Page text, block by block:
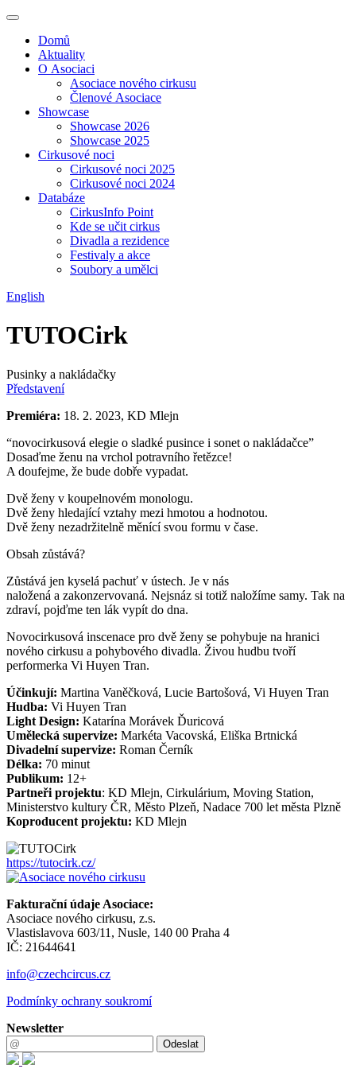
Domů
Aktuality
O Asociaci
Asociace nového cirkusu
Členové Asociace
Showcase
Showcase 2026
Showcase 2025
Cirkusové noci
Cirkusové noci 2025
Cirkusové noci 2024
Databáze
CirkusInfo Point
Kde se učit cirkus
Divadla a rezidence
Festivaly a akce
Soubory a umělci
English
TUTOCirk
Pusinky a nakládačky
Představení
Premiéra: 18. 2. 2023, KD Mlejn
“novocirkusová elegie o sladké pusince i sonet o nakládačce”
Dosaďme ženu na vrchol potravního řetězce!
A doufejme, že bude dobře vypadat.
Dvě ženy v koupelnovém monologu.
Dvě ženy hledající vztahy mezi hmotou a hodnotou.
Dvě ženy nezadržitelně měnící svou formu v čase.
Obsah zůstává?
Zůstává jen kyselá pachuť v ústech. Je v nás
naložená a zakonzervovaná. Nejsnáz si totiž naložíme samy. Tak na
zdraví, pojďme ten lák vypít do dna.
Novocirkusová inscenace pro dvě ženy se pohybuje na hranici
nového cirkusu a pohybového divadla. Živou hudbu tvoří
performerka Vi Huyen Tran.
Účinkují: Martina Vaněčková, Lucie Bartošová, Vi Huyen Tran
Hudba: Vi Huyen Tran
Light Design: Katarína Morávek Ďuricová
Umělecká supervize: Markéta Vacovská, Eliška Brtnická
Divadelní supervize: Roman Černík
Délka: 70 minut
Publikum: 12+
Partneři projektu: KD Mlejn, Cirkulárium, Moving Station,
Ministerstvo kultury ČR, Město Plzeň, Nadace 700 let města Plzně
Koproducent projektu: KD Mlejn
https://tutocirk.cz/
Fakturační údaje Asociace:
Asociace nového cirkusu, z.s.
Vlastislavova 603/11, Nusle, 140 00 Praha 4
IČ: 21644641
info@czechcircus.cz
Podmínky ochrany soukromí
Newsletter
Odeslat